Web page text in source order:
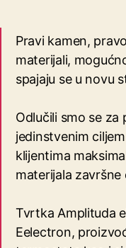
Pravi kamen,
materijali,
spajaju se u novu
Odlučili smo se za
jedinstvenim
klijentima
materijala završne
Tvrtka Amplituda
Eelectron,